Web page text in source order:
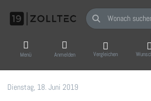
Geben Sie einen
Menü Anmelden Vergleichen
Dienstag, 18. Juni 2019
19 Zoll-Tec GmbH